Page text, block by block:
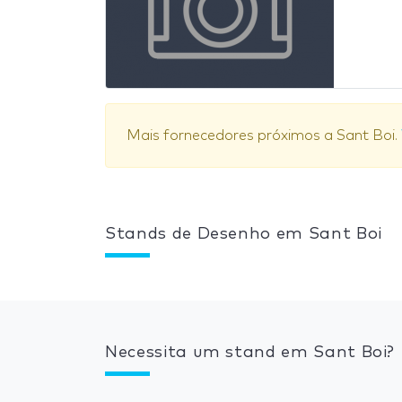
Mais fornecedores próximos a Sant Boi.
Stands de Desenho em Sant Boi
Necessita um stand em Sant Boi?